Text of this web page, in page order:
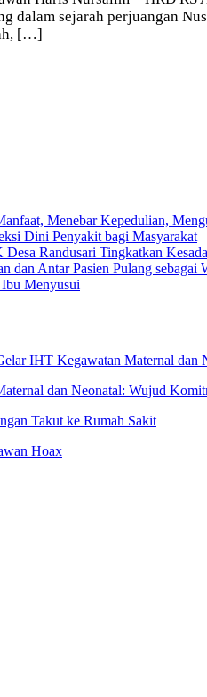
dalam sejarah perjuangan
[…]
Menebar Kepedulian,
Dini Penyakit bagi Masyarakat
Randusari Tingkatkan
dan Antar Pasien Pulang sebagai
Menyusui
IHT Kegawatan Maternal
dan Neonatal: Wujud
Takut ke Rumah Sakit
Hoax